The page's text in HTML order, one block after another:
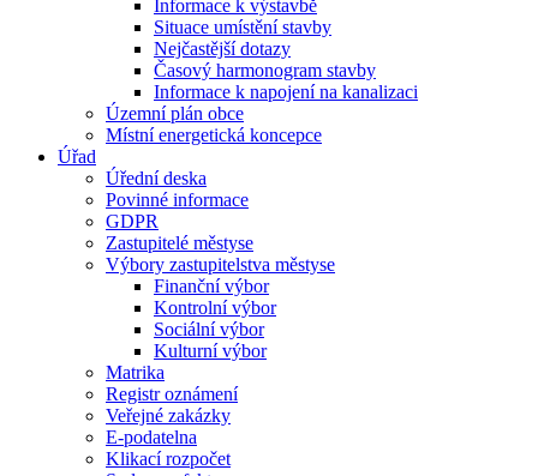
Informace k výstavbě
Situace umístění stavby
Nejčastější dotazy
Časový harmonogram stavby
Informace k napojení na kanalizaci
Územní plán obce
Místní energetická koncepce
Úřad
Úřední deska
Povinné informace
GDPR
Zastupitelé městyse
Výbory zastupitelstva městyse
Finanční výbor
Kontrolní výbor
Sociální výbor
Kulturní výbor
Matrika
Registr oznámení
Veřejné zakázky
E-podatelna
Klikací rozpočet